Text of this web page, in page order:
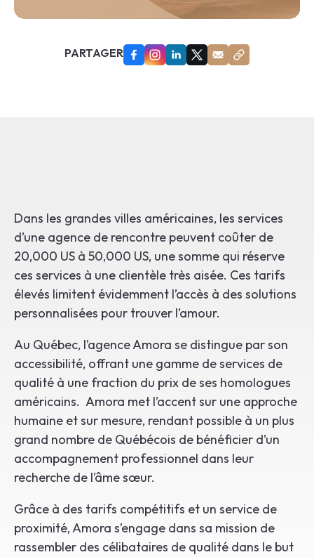
En
PARTAGER
Dans les grandes villes américaines, les services
d’une agence de rencontre peuvent coûter de
20,000 US à 50,000 US, une somme qui réserve
ces services à une clientèle très aisée. Ces tarifs
élevés limitent évidemment l’accès à des solutions
personnalisées pour trouver l’amour.
Au Québec, l’agence Amora se distingue par son
accessibilité, offrant une gamme de services de
qualité à une fraction du prix de ses homologues
américains. Amora met l’accent sur une approche
humaine et sur mesure, rendant possible à un plus
grand nombre de Québécois de bénéficier d’un
accompagnement professionnel dans leur
recherche de l’âme sœur.
Grâce à des tarifs compétitifs et un service de
proximité, Amora s’engage dans sa mission de
rassembler des célibataires de qualité dans le but